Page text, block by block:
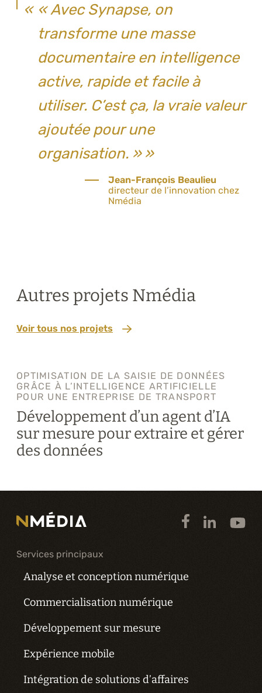
« Avec Synapse, on
transforme une masse
documentaire en intelligence
active, rapide et facile à
utiliser. C’est ça, la vraie valeur
ajoutée pour une
organisation. »
Jean-François Beaulieu
directeur de l’innovation chez
Nmédia
Autres projets Nmédia
Voir tous nos projets
OPTIMISATION DE LA SAISIE DE DONNÉES
GRÂCE À L’INTELLIGENCE ARTIFICIELLE
POUR UNE ENTREPRISE DE TRANSPORT
Développement d’un agent d’IA
sur mesure pour extraire et gérer
des données
Services principaux
Analyse et conception numérique
Commercialisation numérique
Développement sur mesure
Expérience mobile
Intégration de solutions d’affaires